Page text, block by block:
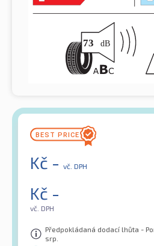
Kč - vč. DPH
Kč -
vč. DPH
Předpokládaná dodací lhůta -
srp.